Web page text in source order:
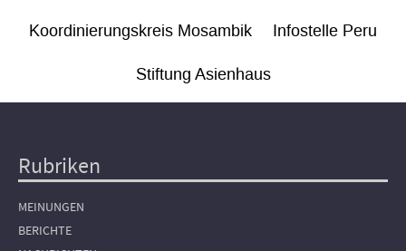
Koordinierungskreis Mosambik Infostelle Peru
Stiftung Asienhaus
Hauptnavigation
Rubriken
MEINUNGEN
BERICHTE